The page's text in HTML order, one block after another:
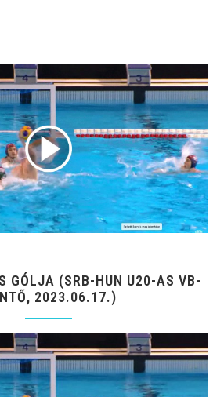
GÓLJA (SRB-HUN U20-AS VB-
2023.06.17.)